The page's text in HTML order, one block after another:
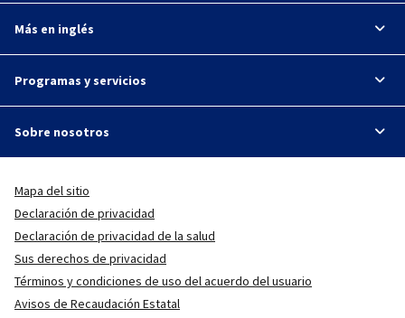
Más en inglés
Programas y servicios
Sobre nosotros
Mapa del sitio
Declaración de privacidad
Declaración de privacidad de la salud
Sus derechos de privacidad
Términos y condiciones de uso del acuerdo del usuario
Avisos de Recaudación Estatal